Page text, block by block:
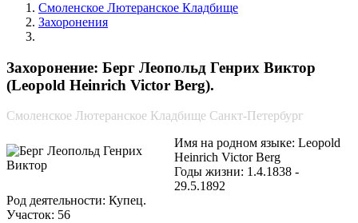
Смоленское Лютеранское Кладбище
Захоронения
Захоронение: Берг Леопольд Генрих Виктор
(Leopold Heinrich Victor Berg).
Смоленское Лютеранское Кладбище Санкт-Петербург
Имя на родном языке: Leopold
Heinrich Victor Berg
Годы жизни: 1.4.1838 -
29.5.1892
Род деятельности: Купец.
Участок: 56